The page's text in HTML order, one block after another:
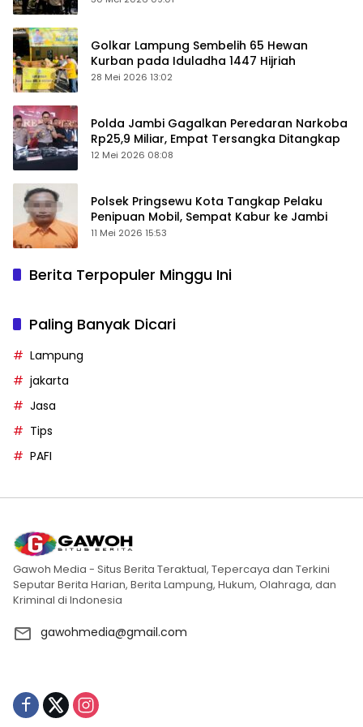
Golkar Lampung Sembelih 65 Hewan
Kurban pada Iduladha 1447 Hijriah
28 Mei 2026 13:02
Polda Jambi Gagalkan Peredaran Narkoba
Rp25,9 Miliar, Empat Tersangka Ditangkap
12 Mei 2026 08:08
Polsek Pringsewu Kota Tangkap Pelaku
Penipuan Mobil, Sempat Kabur ke Jambi
11 Mei 2026 15:53
Berita Terpopuler Minggu Ini
Paling Banyak Dicari
Lampung
jakarta
Jasa
Tips
PAFI
Gawoh Media - Situs Berita Teraktual, Tepercaya dan Terkini
Seputar Berita Harian, Berita Lampung, Hukum, Olahraga, dan
Kriminal di Indonesia
gawohmedia@gmail.com